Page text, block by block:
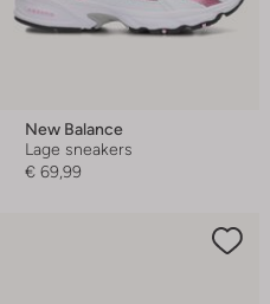
New Balance
Lage sneakers
€ 69,99